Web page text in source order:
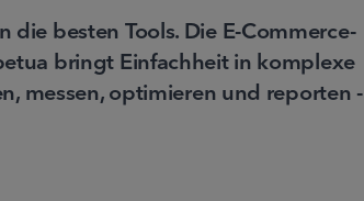
besten Tools. Die E-Commerce-
bringt Einfachheit in komplexe
messen, optimieren und reporten -